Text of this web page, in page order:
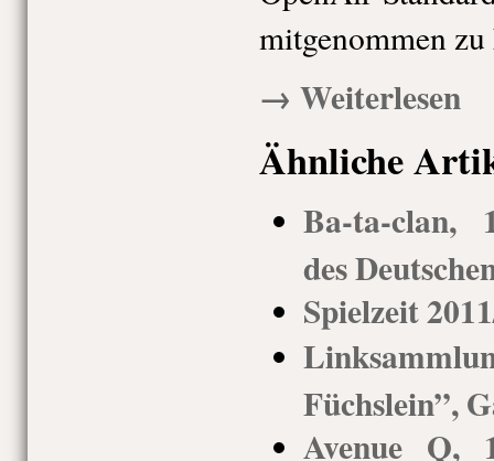
mitgenommen zu
→ Weiterlesen
Ähnliche
Ba-ta-clan,
des
Spielzeit
Füchslein”,
Avenue Q,